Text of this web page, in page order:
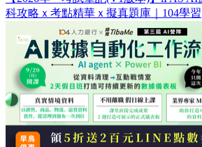
科攻略ｘ考點精華ｘ擬真題庫｜104學習